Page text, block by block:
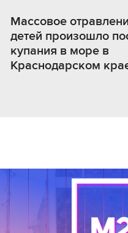
Массовое
детей произошло
купания в море в
Краснодарском